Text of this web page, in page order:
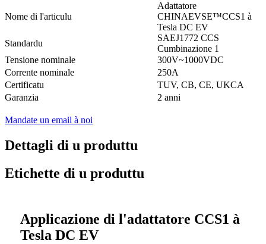
Nome di l'articulu
Adattatore
CHINAEVSE™️CCS1 à
Tesla DC EV
Standardu
SAEJ1772 CCS
Cumbinazione 1
Tensione nominale
300V~1000VDC
Corrente nominale
250A
Certificatu
TUV, CB, CE, UKCA
Garanzia
2 anni
Mandate un email à noi
Dettagli di u produttu
Etichette di u produttu
Applicazione di l'adattatore CCS1 à
Tesla DC EV